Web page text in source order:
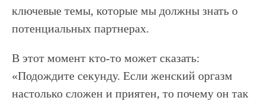
ключевые темы, которые мы должны знать о
потенциальных партнерах.
В этот момент кто-то может сказать:
«Подождите секунду. Если женский оргазм
настолько сложен и приятен, то почему он так